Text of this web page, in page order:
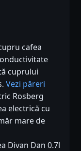
cafea
cuprului
Vezi păreri
Rosberg
electrică cu
mare de
Divan Dan 0.7l